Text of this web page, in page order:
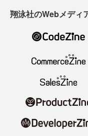
翔泳社のWebメディ